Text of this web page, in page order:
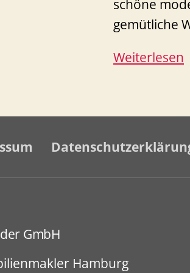
schöne
gemütliche
Weiterlesen
–
GmbH
Hamburg